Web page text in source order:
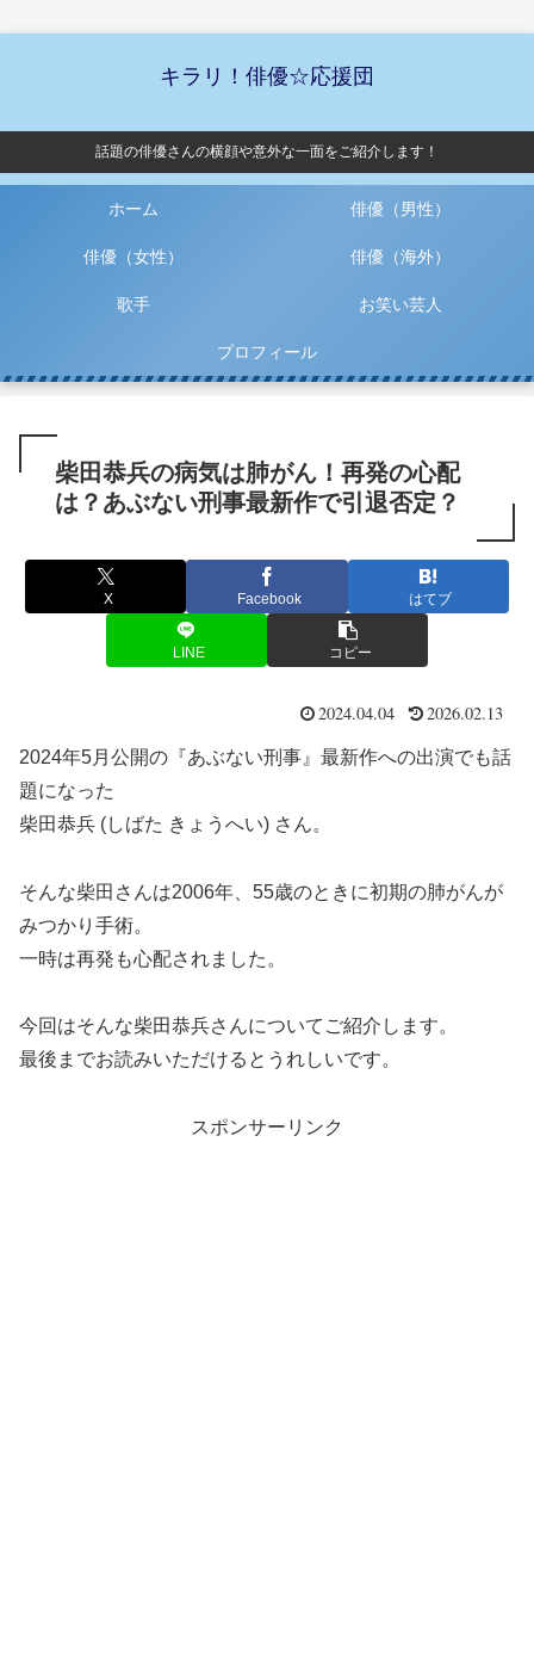
キラリ！俳優☆応援団
話題の俳優さんの横顔や意外な一面をご紹介します！
ホーム 俳優（男性）
俳優（女性） 俳優（海外）
歌手 お笑い芸人
プロフィール
柴田恭兵の病気は肺がん！再発の心配
は？あぶない刑事最新作で引退否定？
X Facebook はてブ
LINE コピー
2024.04.04 2026.02.13
2024年5月公開の『あぶない刑事』最新作への出演でも話
題になった
柴田恭兵 (しばた きょうへい) さん。
そんな柴田さんは2006年、55歳のときに初期の肺がんが
みつかり手術。
一時は再発も心配されました。
今回はそんな柴田恭兵さんについてご紹介します。
最後までお読みいただけるとうれしいです。
スポンサーリンク